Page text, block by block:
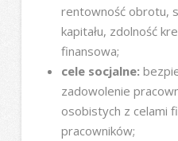
rentowność obrotu,
kapitału, zdolność
finansowa;
cele socjalne:
zadowolenie
osobistych z celami
pracowników;